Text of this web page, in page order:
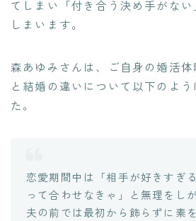
てしまい「付き合う決め手がな
しまいます。
森あゆみさんは、ご自身の婚活
と結婚の違いについて以下のよ
た。
恋愛期間中は「相手が好きすぎ
って合わせなきゃ」と無理をし
夫の前では最初から飾らずに素